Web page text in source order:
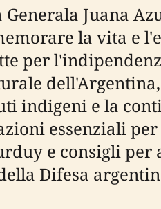
Generala Juana
la vita e
per
indigeni e la
essenziali
e consigli
Difesa